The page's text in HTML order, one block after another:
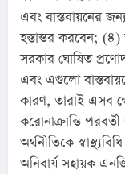
এবং বাস্তবায়নের
হস্তান্তর করবেন;
সরকার ঘোষিত
এবং এগুলো
কারণ, তারাই এসব
করোনাক্রান্তি
অর্থনীতিকে
অনিবার্য সহায়ক